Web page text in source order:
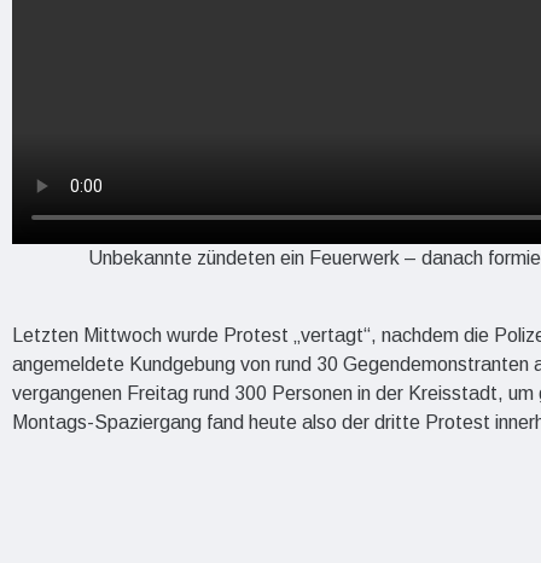
Unbekannte zündeten ein Feuerwerk – danach
Letzten Mittwoch wurde Protest „vertagt“, nachdem die
angemeldete Kundgebung von rund 30 Gegendemonstranten
vergangenen Freitag rund 300 Personen in der Kreisstadt,
Montags-Spaziergang fand heute also der dritte Protest